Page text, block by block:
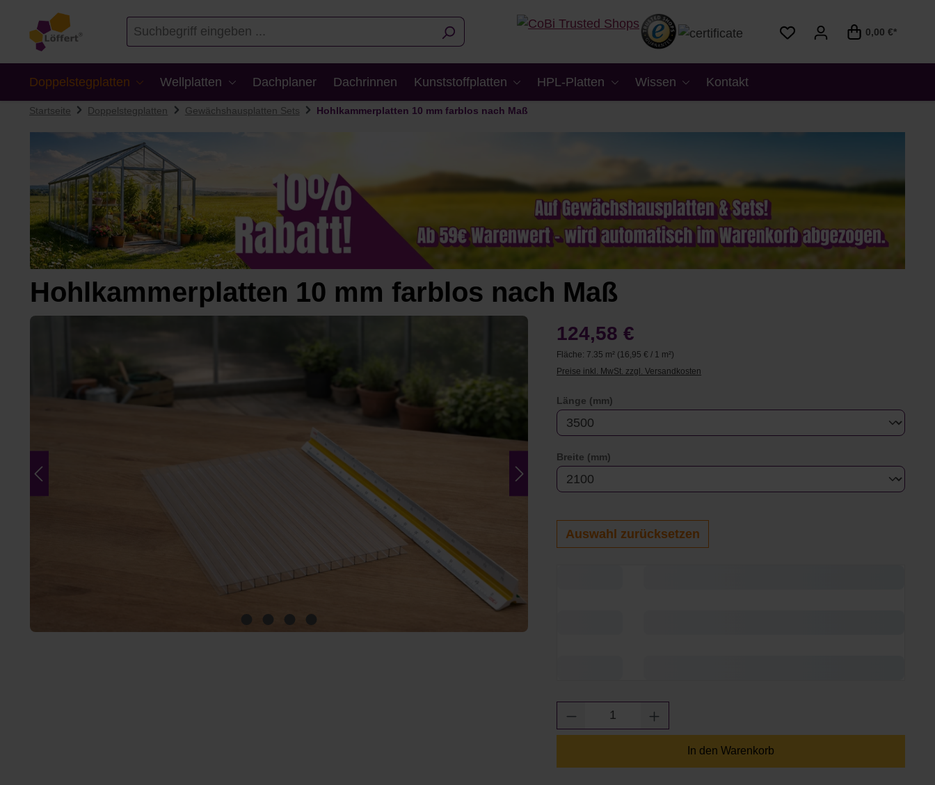
Zur Suche springen
0,00 €*
Doppelstegplatten Wellplatten Dachplaner Dachrinnen Kunststoffplatten HPL-Platten Wissen Kontakt
Startseite Doppelstegplatten Gewächshausplatten Sets Hohlkammerplatten 10 mm farblos nach Maß
Hohlkammerplatten 10 mm farblos nach Maß
Bildergalerie überspringen 124,58 €
Fläche: 7.35 m² (16,95 € / 1 m²)
Preise inkl. MwSt. zzgl. Versandkosten
Länge (mm)
Breite (mm)
Auswahl zurücksetzen
Produkt Anzahl: Gib den gewünschten Wert ein
In den Warenkorb